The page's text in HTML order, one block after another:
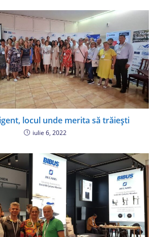
locul unde merita să trăiești
iulie 6, 2022